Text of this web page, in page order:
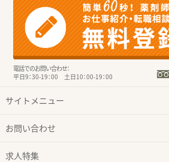
電話でのお問い合わせ：
平日9：30-19：00 土日10：00-19：00
サイトメニュー
お問い合わせ
求人特集